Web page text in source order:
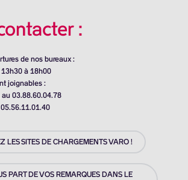
:
de nos bureaux :
à 18h00
joignables :
au 03.88.60.04.78
LES SITES DE CHARGEMENTS VARO !
PART DE VOS REMARQUES DANS LE